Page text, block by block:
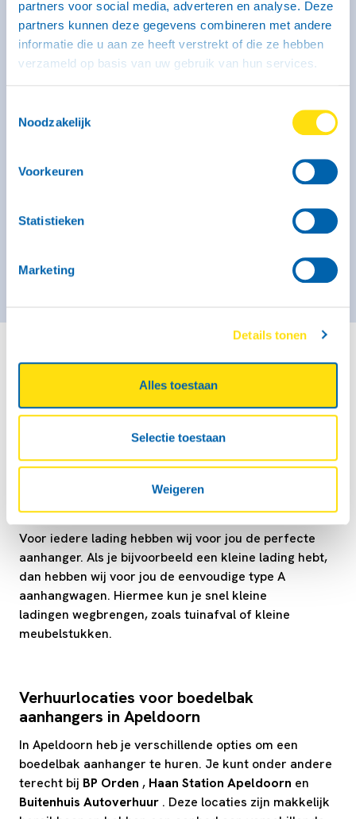
partners voor social media, adverteren en analyse. Deze
partners kunnen deze gegevens combineren met andere
informatie die u aan ze heeft verstrekt of die ze hebben
verzameld op basis van uw gebruik van hun services.
Noodzakelijk
Voorkeuren
Statistieken
Marketing
Details tonen
Alles toestaan
Selectie toestaan
Weigeren
Kenmerken
Binnenmaat: 246 x 131 x 150 cm
Vanaf € 44,- voor de eerste 3 uur (op zaterdag geldt dit
Gemakkelijk een aanhangwagen huren in
Bij boedelbak kan je uit allerlei soorten
aanhangwagens kiezen.
Welk type aanhanger je nodig hebt hangt af van
de lading en de hoeveelheid spullen die je wilt
vervoeren.
Voor iedere lading hebben wij voor jou de perfecte
aanhanger. Als je bijvoorbeeld een kleine lading hebt,
dan hebben wij voor jou de eenvoudige type A
aanhangwagen. Hiermee kun je snel kleine
ladingen wegbrengen, zoals tuinafval of kleine
meubelstukken.
Verhuurlocaties voor boedelbak
aanhangers in Apeldoorn
In Apeldoorn heb je verschillende opties om een
boedelbak aanhanger te huren. Je kunt onder andere
terecht bij BP Orden , Haan Station Apeldoorn en
Buitenhuis Autoverhuur . Deze locaties zijn makkelijk